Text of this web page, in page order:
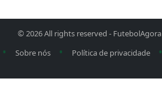
© 2026 All rights reserved - FutebolAgora
• Sobre nós • Política de privacidade •